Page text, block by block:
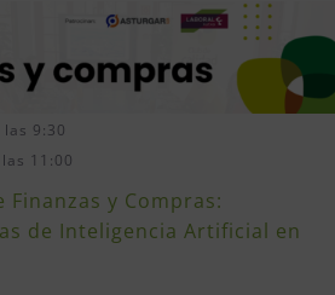
9:30
11:00
y Compras:
de Inteligencia Artificial en